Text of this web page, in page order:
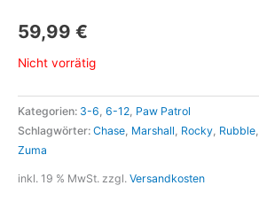
59,99 €
Nicht vorrätig
Kategorien: 3-6, 6-12, Paw Patrol
Schlagwörter: Chase, Marshall, Rocky, Rubble,
Zuma
inkl. 19 % MwSt. zzgl. Versandkosten